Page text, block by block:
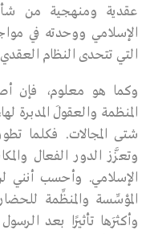
عقدية ومنهجية من
الإسلامي ووحدته في
التي تتحدى النظام
وكما هو معلوم، فإن
المنظمة والعقولَ المدبرة
شتى المجالات. فكلما
وتعزَّز الدور الفعال
الإسلامي. وأحسب أنني
المؤسِّسة والمنظِّمة
وأكثرَها تأثيرًا بعد